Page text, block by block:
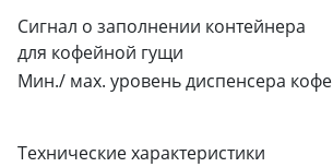
Сигнал о заполнении контейнера
для кофейной гущи
Мин./ мах. уровень диспенсера кофе
Технические характеристики